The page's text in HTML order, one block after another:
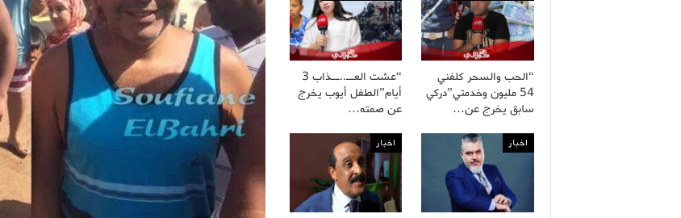
“الحب والسحر كلفني
54 مليون وخدمتي”دركي
سابق يخرج عن…
“عشت العــ..ــذاب 3
أيام”الطفل أيوب يخرج
عن صمته…
اخبار اخبار